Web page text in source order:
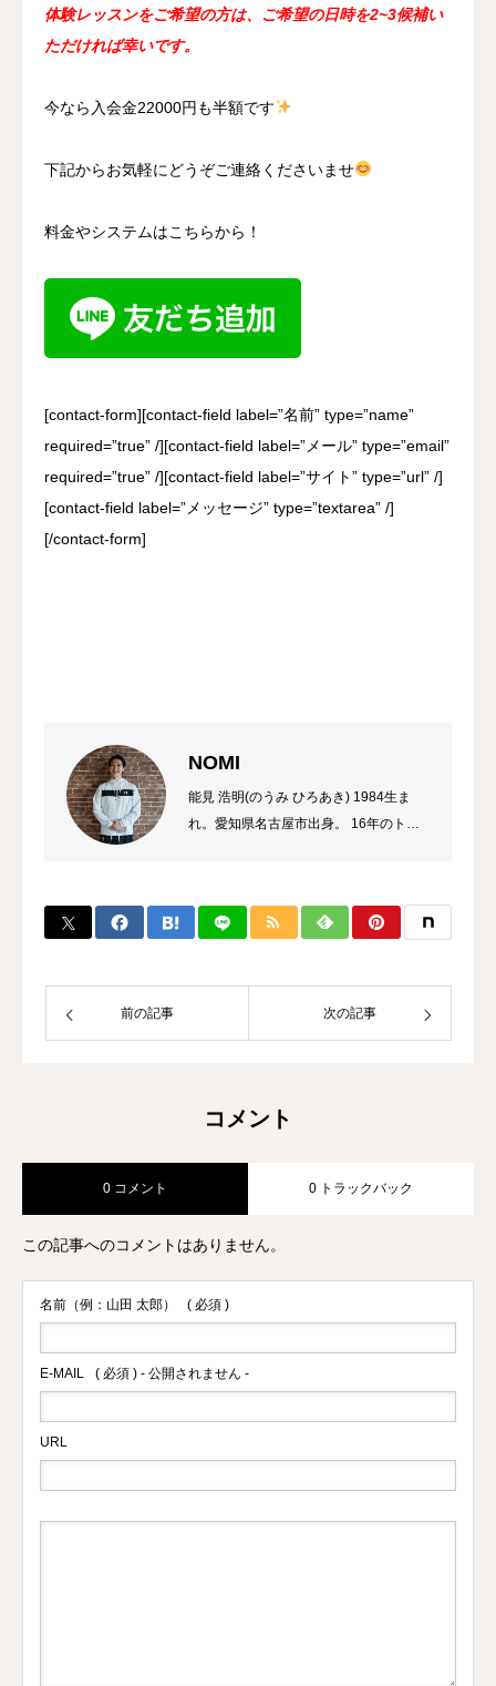
体験レッスンをご希望の方は、ご希望の日時を2~3候補い
ただければ幸いです。
今なら入会金22000円も半額です
下記からお気軽にどうぞご連絡くださいませ
料金やシステムはこちらから！
[contact-form][contact-field label=”名前” type=”name”
required=”true” /][contact-field label=”メール” type=”email”
required=”true” /][contact-field label=”サイト” type=”url” /]
[contact-field label=”メッセージ” type=”textarea” /]
[/contact-form]
NOMI
能見 浩明(のうみ ひろあき) 1984生ま
れ。愛知県名古屋市出身。 16年のトレ
のプロ選手の試合経験などから初心者か
ら選手まで、高い指導力に定評があり、
キックボクシング界初のコンサルタント
として、ジム運営やトレーナー育成にも
力を入れている。
前の記事 次の記事
コメント
0 コメント 0 トラックバック
この記事へのコメントはありません。
名前（例：山田 太郎） ( 必須 )
E-MAIL ( 必須 ) - 公開されません -
URL